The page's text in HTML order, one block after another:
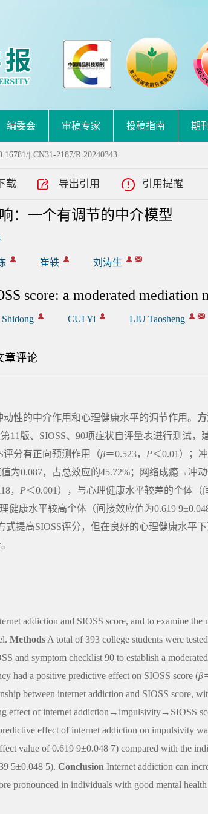
编委会 审稿专家 投稿指南 期
j.CN31-2187/R.20240343
载 导出引用 引用提醒
：一个有调节的中介模型
崔轶 刘涛生
score: a moderated mediation
CUI Yi LIU Taosheng
章评论
性的中介作用和心理健康水平的调节作用。
11版、SIOSS、90项症状自评量表进行测试，
评分有正向预测作用（β＝0.523， P＜0.01）；
为0.087，占总效应的45.72%；网络成瘾→冲
， P＜0.001），与心理健康水平较差的个体（
健康水平较高个体（间接效应值为0.619
提高SIOSS评分，但在良好的心理健康水平
addiction and SIOSS score, and to examine
Methods A total of 393 college students were
and symptom checklist 90 to establish a
had a positive predictive effect on SIOSS score (β
between internet addiction and SIOSS score,
effect of internet addiction→impulsivity→SIOSS
effect of internet addiction on impulsivity
value of 0.619 9±0.048 7) compared with the
5±0.048 5). Conclusion Internet addiction can
pronounced in individuals with good mental